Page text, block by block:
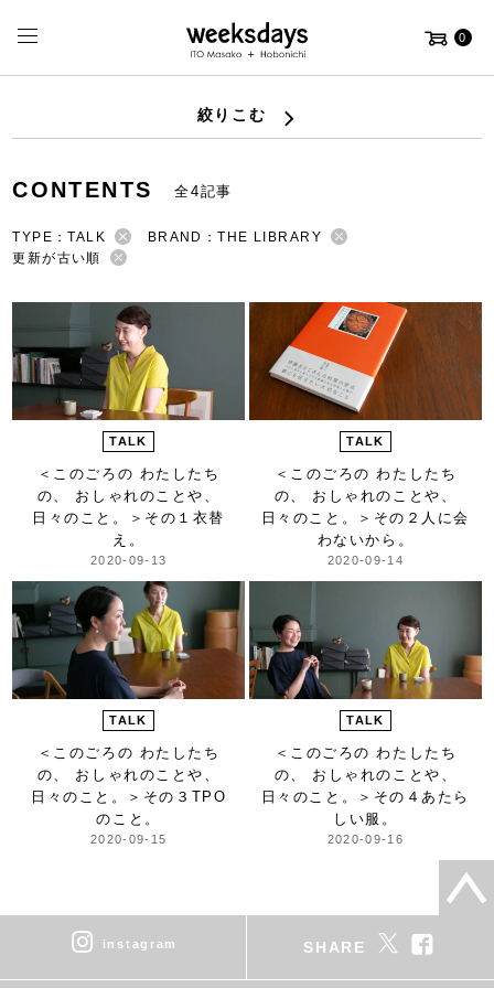
0
絞りこむ
CONTENTS 全4記事
TYPE：TALK
BRAND：THE LIBRARY
更新が古い順
TALK
＜このごろの わたしたち
の、 おしゃれのことや、
日々のこと。＞ その１衣替
え。
2020-09-13
TALK
＜このごろの わたしたち
の、 おしゃれのことや、
日々のこと。＞ その２人に会
わないから。
2020-09-14
TALK
＜このごろの わたしたち
の、 おしゃれのことや、
日々のこと。＞ その３TPO
のこと。
2020-09-15
TALK
＜このごろの わたしたち
の、 おしゃれのことや、
日々のこと。＞ その４あたら
しい服。
2020-09-16
instagram SHARE